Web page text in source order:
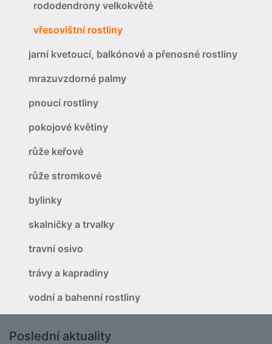
rododendrony velkokvěté
vřesovištní rostliny
jarní kvetoucí, balkónové a přenosné rostliny
mrazuvzdorné palmy
pnoucí rostliny
pokojové květiny
růže keřové
růže stromkové
bylinky
skalničky a trvalky
travní osivo
trávy a kapradiny
vodní a bahenní rostliny
Poslední aktuality